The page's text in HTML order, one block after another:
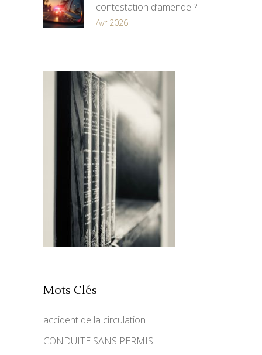
contestation d’amende ?
Avr 2026
Mots Clés
accident de la circulation
CONDUITE SANS PERMIS